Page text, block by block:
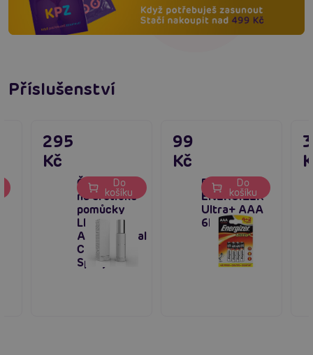
Příslušenství
Čistící sprej
na erotické
pomůcky
LELO
Antibacterial
Cleaning
Spray 60ml
295
Kč
Do
košíku
Baterie
ENERGIZER
Ultra+ AAA
6ks
99
Kč
Do
košíku